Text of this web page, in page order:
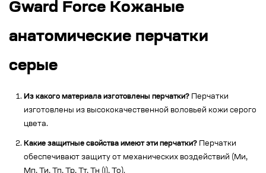
Gward Force Кожаные
анатомические перчатки
серые
Из какого материала изготовлены перчатки? Перчатки
изготовлены из высококачественной воловьей кожи серого
цвета.
Какие защитные свойства имеют эти перчатки? Перчатки
обеспечивают защиту от механических воздействий (Ми,
Мп, Ти, Тп, Тр, Тт, Тн (I), То).